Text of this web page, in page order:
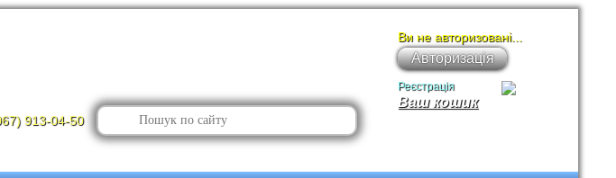
913-04-50
Ваш кошик
Ви не авторизовані...
Авторизація
Реєстрація